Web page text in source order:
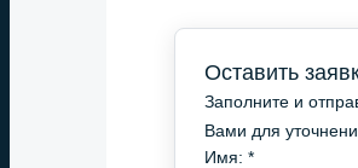
Оставить
Заполните и
Вами для
Имя: *